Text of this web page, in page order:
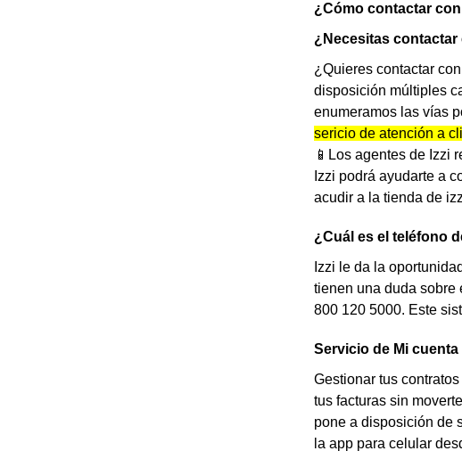
¿Cómo contactar
¿Necesitas contactar
¿Quieres contactar
disposición múltiples
enumeramos las vías
sericio de atención a
📱Los agentes de Izzi
Izzi podrá ayudarte a
acudir a la tienda de
¿Cuál es el teléfono
Izzi le da la
tienen una duda
800 120 5000. Este
Servicio de Mi
Gestionar tus
tus facturas sin
pone a disposición de
la app para celular